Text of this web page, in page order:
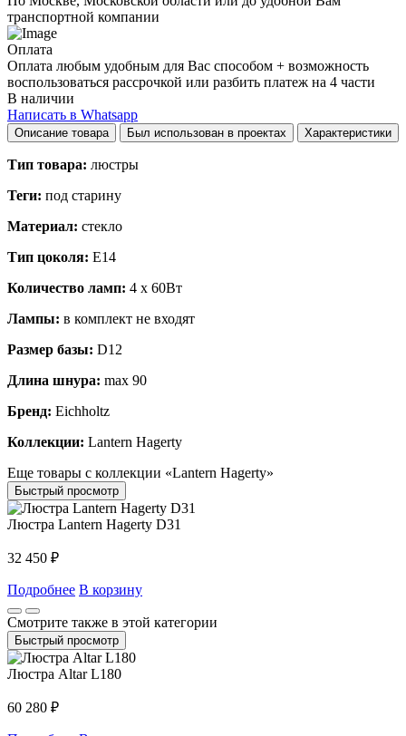
транспортной компании
Оплата
Оплата любым удобным для Вас способом + возможность
воспользоваться рассрочкой или разбить платеж на 4 части
В наличии
Написать в Whatsapp
Описание товара Был использован в проектах Характеристики
Тип товара: люстры
Теги: под старину
Материал: стекло
Тип цоколя: E14
Количество ламп: 4 x 60Вт
Лампы: в комплект не входят
Размер базы: D12
Длина шнура: max 90
Бренд: Eichholtz
Коллекции: Lantern Hagerty
Еще товары с коллекции «Lantern Hagerty»
Быстрый просмотр
Люстра Lantern Hagerty D31
32 450 ₽
Подробнее В корзину
Смотрите также в этой категории
Быстрый просмотр
Люстра Altar L180
60 280 ₽